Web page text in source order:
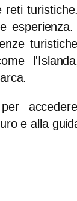
reti
e alla